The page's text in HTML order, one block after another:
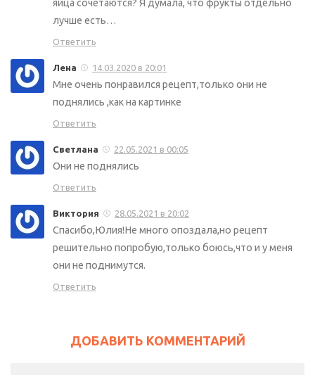
яйца сочетаются? Я думала, что фрукты отдельно
лучше есть…
Ответить
Лена 14.03.2020 в 20:01
Мне очень понравился рецепт,только они не
поднялись ,как на картинке
Ответить
Светлана 22.05.2021 в 00:05
Они не поднялись
Ответить
Виктория 28.05.2021 в 20:02
Спасибо,Юлия!Не много опоздала,но рецепт
решительно попробую,только боюсь,что и у меня
они не поднимутся.
Ответить
ДОБАВИТЬ КОММЕНТАРИЙ